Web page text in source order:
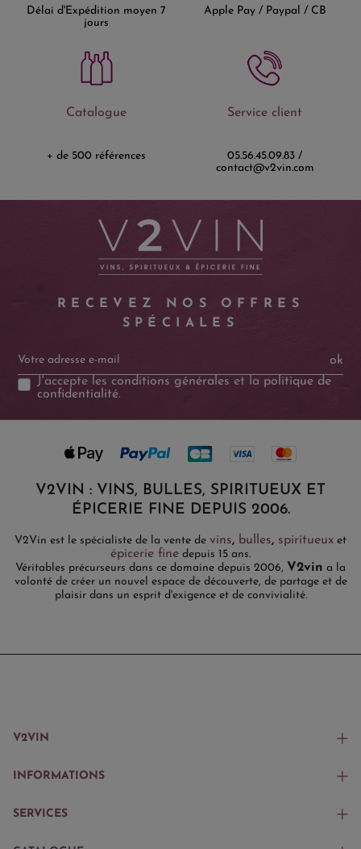
Délai d'Expédition moyen 7
jours
Apple Pay / Paypal / CB
Catalogue
+ de 500 références
Service client
05.56.45.09.83 /
contact@v2vin.com
RECEVEZ NOS OFFRES
SPÉCIALES
ok
J'accepte lesconditions générales et la politique de
confidentialité.
V2VIN : VINS, BULLES, SPIRITUEUX ET
ÉPICERIE FINE DEPUIS 2006.
V2Vin est le spécialiste de la vente de vins, bulles, spiritueux et
épicerie fine depuis 15 ans.
Véritables précurseurs dans ce domaine depuis 2006, V2vin a la
volonté de créer un nouvel espace de découverte, de partage et de
plaisir dans un esprit d'exigence et de convivialité.
V2VIN
INFORMATIONS
SERVICES